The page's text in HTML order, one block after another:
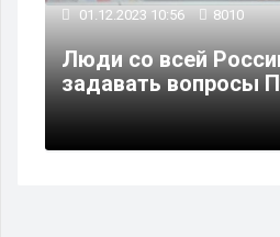
01.12.2023 10:56 8010
Люди со всей
задавать вопросы